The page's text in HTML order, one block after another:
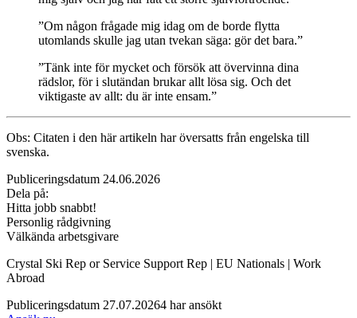
”Om någon frågade mig idag om de borde flytta
utomlands skulle jag utan tvekan säga: gör det bara.”
”Tänk inte för mycket och försök att övervinna dina
rädslor, för i slutändan brukar allt lösa sig. Och det
viktigaste av allt: du är inte ensam.”
Obs: Citaten i den här artikeln har översatts från engelska till
svenska.
Publiceringsdatum 24.06.2026
Dela på:
Hitta jobb snabbt!
Personlig rådgivning
Välkända arbetsgivare
Crystal Ski Rep or Service Support Rep | EU Nationals | Work
Abroad
Publiceringsdatum 27.07.20264 har ansökt